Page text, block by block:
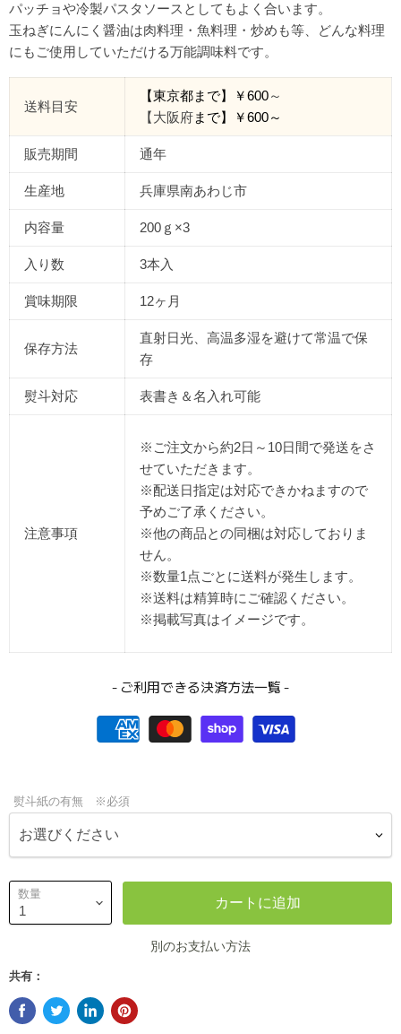
パッチョや冷製パスタソースとしてもよく合います。
玉ねぎにんにく醤油は肉料理・魚料理・炒めも等、どんな料理
にもご使用していただける万能調味料です。
送料目安
【東京都まで】￥600～
【大阪府まで】￥600～
販売期間 通年
生産地 兵庫県南あわじ市
内容量 200 ｇ ×3
入り数 3本入
賞味期限 12ヶ月
保存方法
直射日光、高温多湿を避けて常温で保
存
熨斗対応 表書き＆名入れ可能
注意事項
※ご注文から約2日～10日間で発送をさ
せていただきます。
※配送日指定は対応できかねますので
予めご了承ください。
※他の商品との同梱は対応しておりま
せん。
※数量1点ごとに送料が発生します。
※送料は精算時にご確認ください。
※掲載写真はイメージです。
- ご利用できる決済方法一覧 -
熨斗紙の有無 ※必須
数量 カートに追加
別のお支払い方法
共有：